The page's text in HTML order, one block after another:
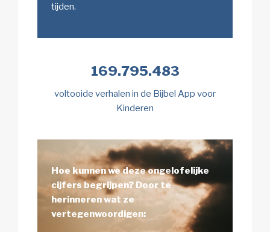
tijden.
169.795.483
voltooide verhalen in de Bijbel App voor
Kinderen
Hoe kunnen we deze ongelofelijke
cijfers begrijpen? Door te
herinneren wat ze
vertegenwoordigen: